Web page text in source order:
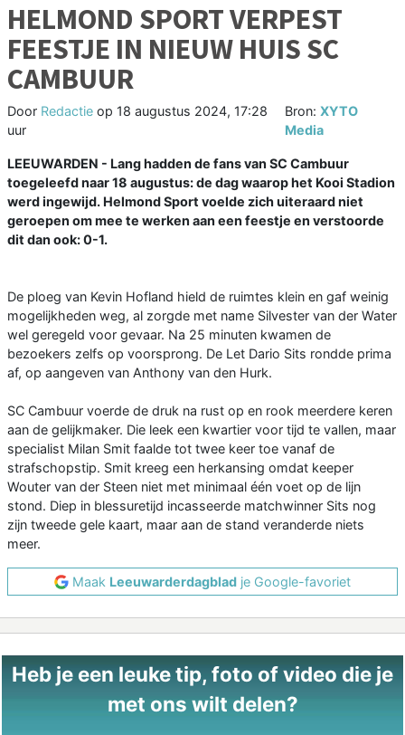
HELMOND SPORT VERPEST
FEESTJE IN NIEUW HUIS SC
CAMBUUR
Door Redactie op 18 augustus 2024, 17:28
uur
Bron:XYTO
Media
LEEUWARDEN - Lang hadden de fans van SC Cambuur
toegeleefd naar 18 augustus: de dag waarop het Kooi Stadion
werd ingewijd. Helmond Sport voelde zich uiteraard niet
geroepen om mee te werken aan een feestje en verstoorde
dit dan ook: 0-1.
De ploeg van Kevin Hofland hield de ruimtes klein en gaf weinig
mogelijkheden weg, al zorgde met name Silvester van der Water
wel geregeld voor gevaar. Na 25 minuten kwamen de
bezoekers zelfs op voorsprong. De Let Dario Sits rondde prima
af, op aangeven van Anthony van den Hurk.
SC Cambuur voerde de druk na rust op en rook meerdere keren
aan de gelijkmaker. Die leek een kwartier voor tijd te vallen, maar
specialist Milan Smit faalde tot twee keer toe vanaf de
strafschopstip. Smit kreeg een herkansing omdat keeper
Wouter van der Steen niet met minimaal één voet op de lijn
stond. Diep in blessuretijd incasseerde matchwinner Sits nog
zijn tweede gele kaart, maar aan de stand veranderde niets
meer.
Maak Leeuwarderdagblad je Google-favoriet
Heb je een leuke tip, foto of video die je
met ons wilt delen?